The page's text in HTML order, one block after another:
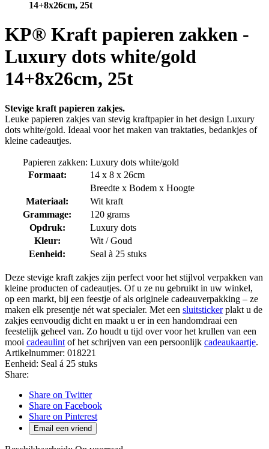
14+8x26cm, 25t
KP® Kraft papieren zakken -
Luxury dots white/gold
14+8x26cm, 25t
Stevige kraft papieren zakjes.
Leuke papieren zakjes van stevig kraftpapier in het design Luxury
dots white/gold. Ideaal voor het maken van traktaties, bedankjes of
kleine cadeautjes.
Papieren zakken: Luxury dots white/gold
Formaat:
14 x 8 x 26cm
Breedte x Bodem x Hoogte
Materiaal:
Wit kraft
Grammage:
120 grams
Opdruk:
Luxury dots
Kleur:
Wit / Goud
Eenheid:
Seal à 25 stuks
Deze stevige kraft zakjes zijn perfect voor het stijlvol verpakken van
kleine producten of cadeautjes. Of u ze nu gebruikt in uw winkel,
op een markt, bij een feestje of als originele cadeauverpakking – ze
maken elk presentje nét wat specialer. Met een sluitstickerplakt u de
zakjes eenvoudig dicht en maakt u er in een handomdraai een
feestelijk geheel van. Zo houdt u tijd over voor het krullen van een
mooi cadeaulint of het schrijven van een persoonlijk cadeaukaartje.
Artikelnummer: 018221
Eenheid: Seal á 25 stuks
Share:
Share on Twitter
Share on Facebook
Share on Pinterest
Email een vriend